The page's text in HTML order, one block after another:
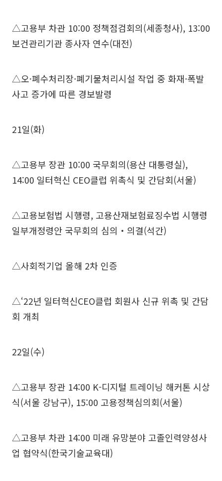
△고용부 차관 10:00 정책점검회의(세종청사), 13:00
보건관리기관 종사자 연수(대전)
△오·폐수처리장·폐기물처리시설 작업 중 화재·폭발
사고 증가에 따른 경보발령
21일(화)
△고용부 장관 10:00 국무회의(용산 대통령실),
14:00 일터혁신 CEO클럽 위촉식 및 간담회(서울)
△고용보험법 시행령, 고용산재보험료징수법 시행령
일부개정령안 국무회의 심의‧의결(석간)
△사회적기업 올해 2차 인증
△‘22년 일터혁신CEO클럽 회원사 신규 위촉 및 간담
회 개최
22일(수)
△고용부 장관 14:00 K-디지털 트레이닝 해커톤 시상
식(서울 강남구), 15:00 고용정책심의회(서울)
△고용부 차관 14:00 미래 유망분야 고졸인력양성사
업 협약식(한국기술교육대)